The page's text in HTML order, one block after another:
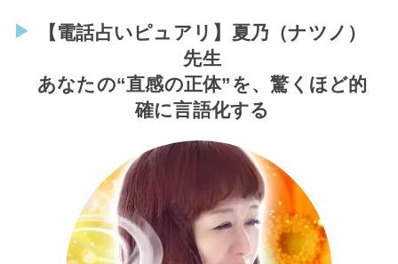
【電話占いピュアリ】夏乃（ナツノ）
先生
あなたの“直感の正体”を、驚くほど的
確に言語化する